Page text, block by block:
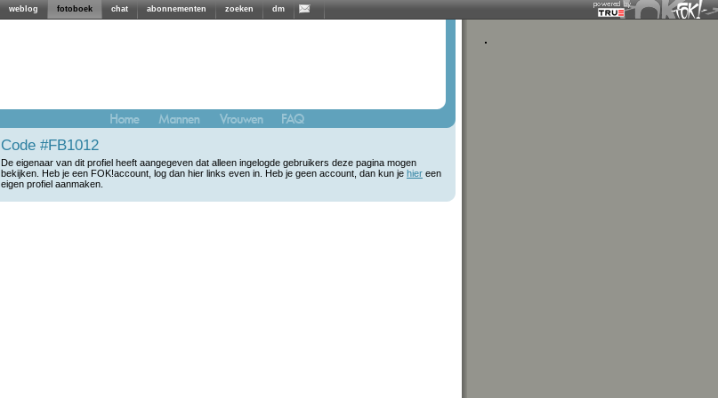
weblog fotoboek chat abonnementen zoeken dm
Code #FB1012
De eigenaar van dit profiel heeft aangegeven dat alleen ingelogde gebruikers deze pagina mogen
bekijken. Heb je een FOK!account, log dan hier links even in. Heb je geen account, dan kun je hier een
eigen profiel aanmaken.